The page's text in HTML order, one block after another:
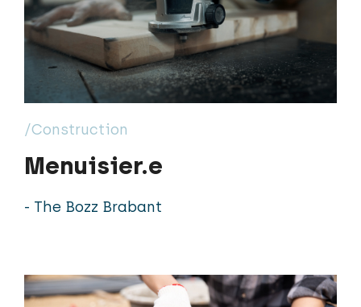
/Construction
Menuisier.e
- The Bozz Brabant